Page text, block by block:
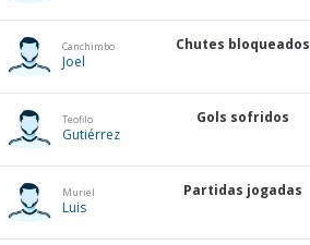
1
2
Canchimbo
Joel
Chutes bloqueados
Teofilo
Gutiérrez
Gols sofridos
Muriel
Luis
Partidas jogadas